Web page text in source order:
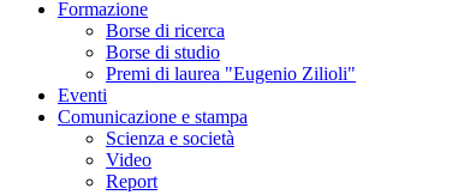
Formazione
Borse di ricerca
Borse di studio
Premi di laurea "Eugenio Zilioli"
Eventi
Comunicazione e stampa
Scienza e società
Video
Report